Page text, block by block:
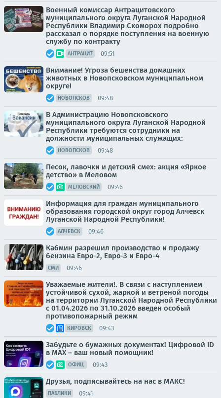
Военный комиссар Антрацитовского
муниципального округа Луганской Народной
Республики Владимир Скоморох подробно
рассказал о порядке поступления на военную
службу по контракту
АНТРАЦИТ 09:51
Внимание! Угроза бешенства домашних
животных в Новопсковском муниципальном
округе!
НОВОПСКОВ 09:48
В Администрацию Новопсковского
муниципального округа Луганской Народной
Республики требуются сотрудники на
должности муниципальных служащих:
НОВОПСКОВ 09:48
Песок, лавочки и детский смех: акция «Яркое
детство» в Меловом
МЕЛОВСКИЙ 09:46
Информация для граждан муниципального
образования городской округ город Алчевск
Луганской Народной Республики!
АЛЧЕВСК 09:46
Кабмин разрешил производство и продажу
бензина Евро-2, Евро-3 и Евро-4
СМИ 09:46
Уважаемые жители!. В связи с наступлением
устойчивой сухой, жаркой и ветреной погоды
на территории Луганской Народной Республики
с 01.04.2026 по 31.10.2026 введен особый
противопожарный режим
КИРОВСК 09:43
Забудьте о бумажных документах! Цифровой ID
в MAX – ваш новый помощник!
ОФИЦ. 09:43
Друзья, подписывайтесь на нас в МАКС!
ПАБЛИКИ 09:41